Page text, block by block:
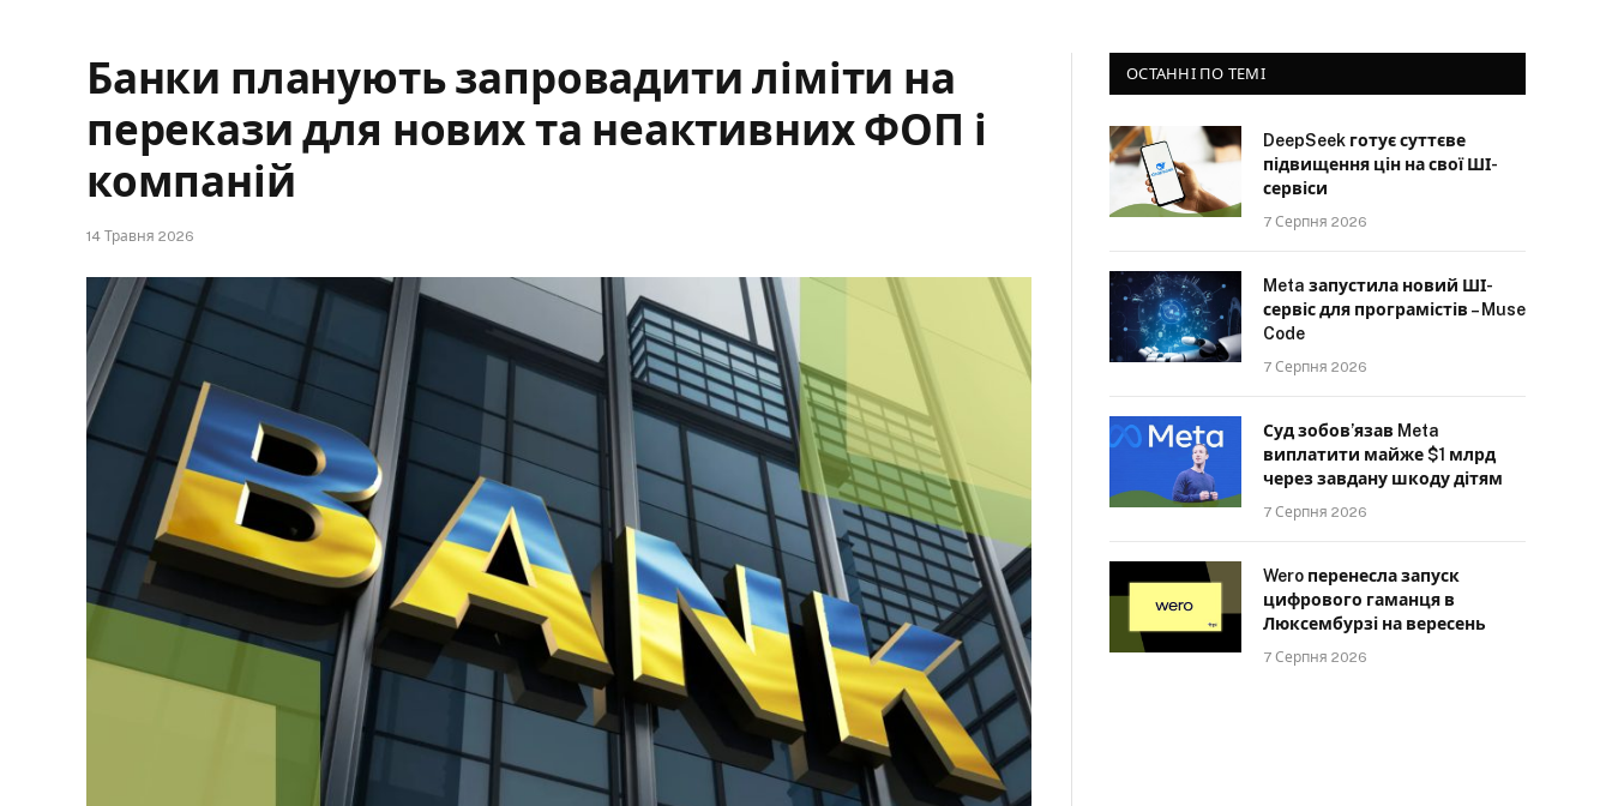
Банки планують запровадити ліміти на
перекази для нових та неактивних ФОП і
компаній
14 Травня 2026
ОСТАННІ ПО ТЕМІ
DeepSeek готує суттєве
підвищення цін на свої ШІ-
сервіси
7 Серпня 2026
Meta запустила новий ШІ-
сервіс для програмістів – Muse
Code
7 Серпня 2026
Суд зобов’язав Meta
виплатити майже $1 млрд
через завдану шкоду дітям
7 Серпня 2026
Wero перенесла запуск
цифрового гаманця в
Люксембурзі на вересень
7 Серпня 2026